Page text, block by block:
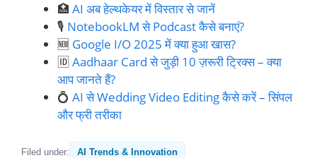
🏥 AI अब हेल्थकेयर में विस्तार से जानें
🎙️ NotebookLM से Podcast कैसे बनाएं?
🆕 Google I/O 2025 में क्या हुआ खास?
🆔 Aadhaar Card से जुड़ी 10 ज़रूरी ट्रिक्स – क्या
आप जानते हैं?
💍 AI से Wedding Video Editing कैसे करें – सिंपल
और फ्री तरीका
Filed under: AI Trends & Innovation